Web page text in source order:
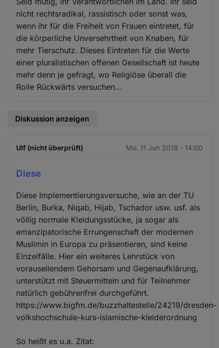
nicht rechtsradikal, rassistisch oder sonst was,
wenn ihr für die Freiheit von Frauen eintretet, für
die körperliche Unversehrtheit von Knaben, für
mehr Tierschutz. Dieses Eintreten für die Werte
einer pluralistischen offenen Gesellschaft ist heute
mehr denn je gefragt, wo Religiöse überall die
Rolle Rückwärts versuchen...
Diskussion anzeigen
Ulf (nicht überprüft) Mo. 11 Jun 2018 - 14:00
Diese
Diese Implementierungsversuche, wie an der TU
Berlin, Burka, Niqab, Hijab, Tschador usw. usf. als
völlig normale Kleidungsstücke, ja sogar als
emanzipatorische Errungenschaft der modernen
Muslimin in Europa zu präsentieren, sind keine
Einzelfälle. Hier ein weiteres Lehrstück von
vorauseilendem Gehorsam und Gegenaufklärung,
unterstützt mit Steuermitteln und für Teilnehmer
natürlich gebührenfrei durchgeführt.
https://www.bigfm.de/buzzhaltestelle/24219/dresden-
volkshochschule-kurs-islamische-kleiderordnung
So heißt es u.a. Zitat: